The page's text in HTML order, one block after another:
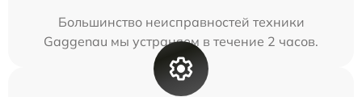
Большинство неисправностей техники
Gaggenau мы устраняем в течение 2 часов.